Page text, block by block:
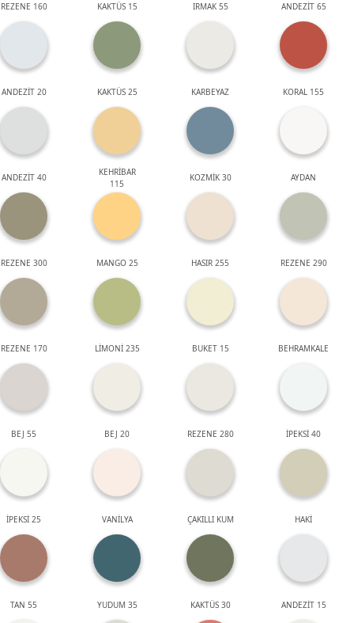
REZENE 160 KAKTÜS 15 IRMAK 55 ANDEZİT 65
ANDEZİT 20 KAKTÜS 25 KARBEYAZ KORAL 155
ANDEZİT 40
KEHRİBAR
115
KOZMİK 30 AYDAN
REZENE 300 MANGO 25 HASIR 255 REZENE 290
REZENE 170 LİMONİ 235 BUKET 15 BEHRAMKALE
BEJ 55 BEJ 20 REZENE 280 İPEKSİ 40
İPEKSİ 25 VANİLYA ÇAKILLI KUM HAKİ
TAN 55 YUDUM 35 KAKTÜS 30 ANDEZİT 15